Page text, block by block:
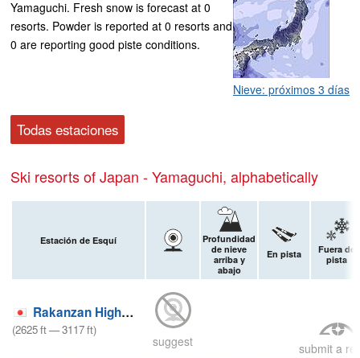
Nieve: próximos 3 días
Yamaguchi. Fresh snow is forecast at 0
resorts. Powder is reported at 0 resorts and
0 are reporting good piste conditions.
Todas estaciones
Ski resorts of Japan - Yamaguchi, alphabetically
Estación de Esquí
Profundidad
de nieve
arriba y
abajo
En pista
Fuera de
pista
Rakanzan Highland
(2625ft—3117ft)
suggest submit a